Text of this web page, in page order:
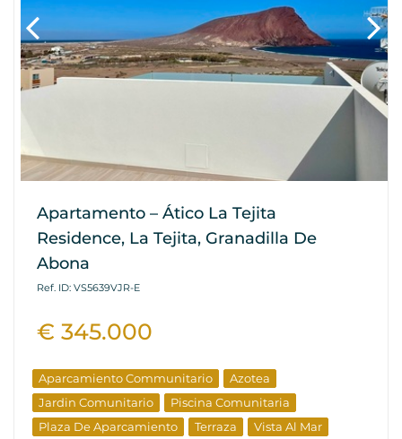
Apartamento – Ático La Tejita
Residence, La Tejita, Granadilla De
Abona
Ref. ID: VS5639VJR-E
€ 345.000
Aparcamiento Communitario
Azotea
Jardin Comunitario
Piscina Comunitaria
Plaza De Aparcamiento
Terraza
Vista Al Mar